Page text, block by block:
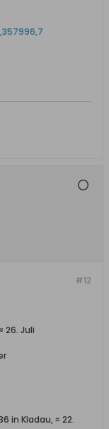
#12
26. Juli
in Kladau, ≈ 22.